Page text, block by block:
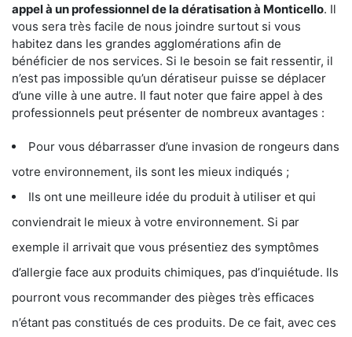
appel à un professionnel de la dératisation à Monticello. Il
vous sera très facile de nous joindre surtout si vous
habitez dans les grandes agglomérations afin de
bénéficier de nos services. Si le besoin se fait ressentir, il
n’est pas impossible qu’un dératiseur puisse se déplacer
d’une ville à une autre. Il faut noter que faire appel à des
professionnels peut présenter de nombreux avantages :
Pour vous débarrasser d’une invasion de rongeurs dans
votre environnement, ils sont les mieux indiqués ;
Ils ont une meilleure idée du produit à utiliser et qui
conviendrait le mieux à votre environnement. Si par
exemple il arrivait que vous présentiez des symptômes
d’allergie face aux produits chimiques, pas d’inquiétude. Ils
pourront vous recommander des pièges très efficaces
n’étant pas constitués de ces produits. De ce fait, avec ces